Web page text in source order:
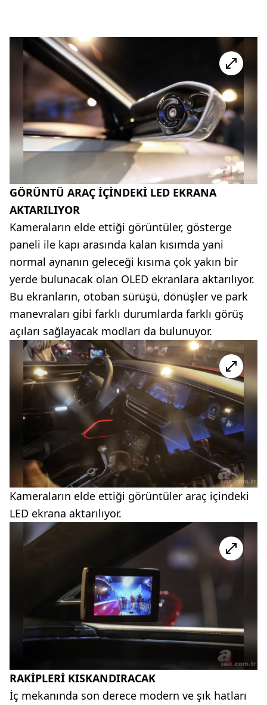
GÖRÜNTÜ ARAÇ İÇİNDEKİ LED EKRANA
AKTARILIYOR
Kameraların elde ettiği görüntüler, gösterge
paneli ile kapı arasında kalan kısımda yani
normal aynanın geleceği kısıma çok yakın bir
yerde bulunacak olan OLED ekranlara aktarılıyor.
Bu ekranların, otoban sürüşü, dönüşler ve park
manevraları gibi farklı durumlarda farklı görüş
açıları sağlayacak modları da bulunuyor.
Kameraların elde ettiği görüntüler araç içindeki
LED ekrana aktarılıyor.
RAKİPLERİ KISKANDIRACAK
İç mekanında son derece modern ve şık hatları